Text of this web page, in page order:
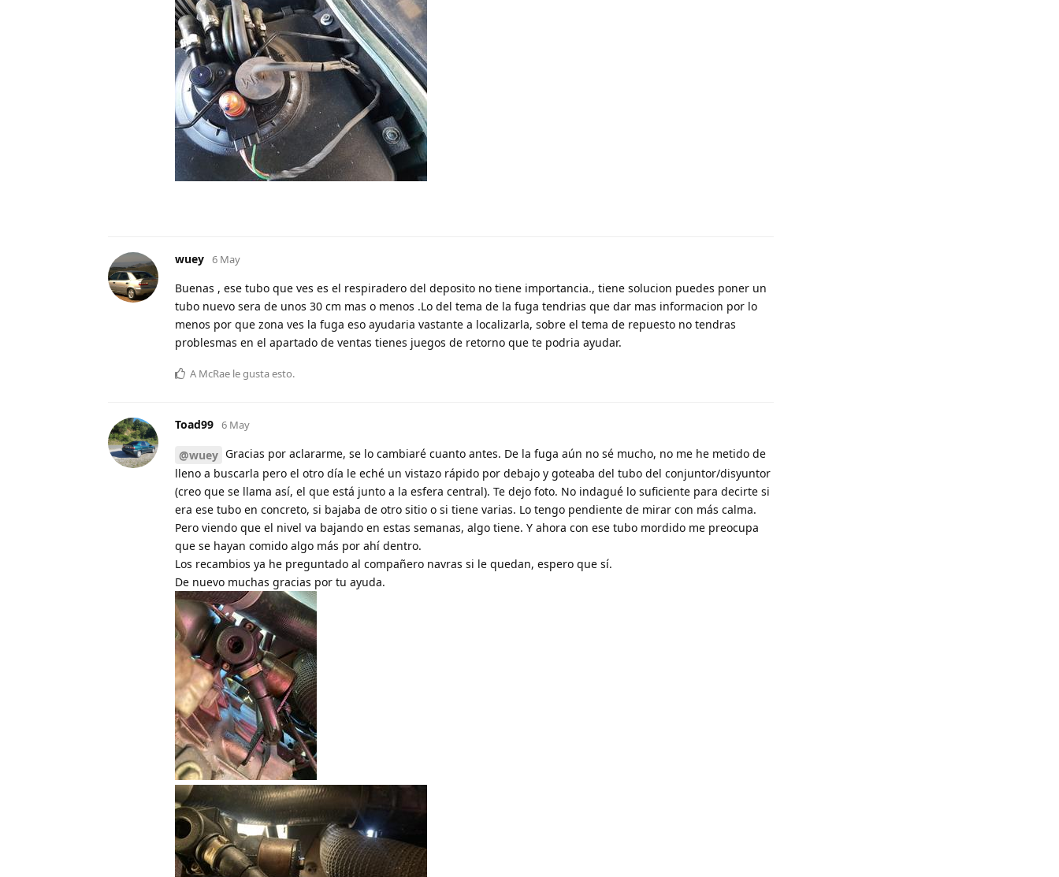
wuey 6 May
Buenas , ese tubo que ves es el respiradero del deposito no tiene importancia., tiene solucion puedes poner un
tubo nuevo sera de unos 30 cm mas o menos .Lo del tema de la fuga tendrias que dar mas informacion por lo
menos por que zona ves la fuga eso ayudaria vastante a localizarla, sobre el tema de repuesto no tendras
problesmas en el apartado de ventas tienes juegos de retorno que te podria ayudar.
A McRae le gusta esto.
Toad99 6 May
@wuey Gracias por aclararme, se lo cambiaré cuanto antes. De la fuga aún no sé mucho, no me he metido de
lleno a buscarla pero el otro día le eché un vistazo rápido por debajo y goteaba del tubo del conjuntor/disyuntor
(creo que se llama así, el que está junto a la esfera central). Te dejo foto. No indagué lo suficiente para decirte si
era ese tubo en concreto, si bajaba de otro sitio o si tiene varias. Lo tengo pendiente de mirar con más calma.
Pero viendo que el nivel va bajando en estas semanas, algo tiene. Y ahora con ese tubo mordido me preocupa
que se hayan comido algo más por ahí dentro.
Los recambios ya he preguntado al compañero navras si le quedan, espero que sí.
De nuevo muchas gracias por tu ayuda.